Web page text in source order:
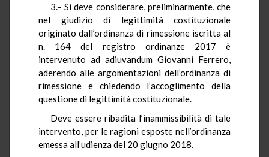
3.– Si deve considerare, preliminarmente, che
nel giudizio di legittimità costituzionale
originato dall’ordinanza di rimessione iscritta al
n. 164 del registro ordinanze 2017 è
intervenuto ad adiuvandum Giovanni Ferrero,
aderendo alle argomentazioni dell’ordinanza di
rimessione e chiedendo l’accoglimento della
questione di legittimità costituzionale.
Deve essere ribadita l’inammissibilità di tale
intervento, per le ragioni esposte nell’ordinanza
emessa all’udienza del 20 giugno 2018.